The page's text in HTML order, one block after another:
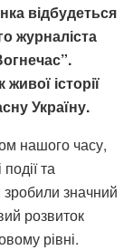
відбудеться
журналіста
історії
Україну.
нашого часу,
та
значний
розвиток
рівні.